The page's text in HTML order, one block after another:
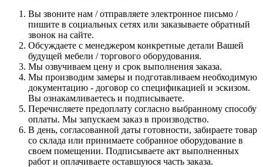
Вы звоните нам / отправляете электронное письмо /
пишите в социальных сетях или заказываете обратный
звонок на сайте.
Обсуждаете с менеджером конкретные детали Вашей
будущей мебели / торгового оборудования.
Мы озвучиваем цену и срок выполнения заказа.
Мы производим замеры и подготавливаем необходимую
документацию - договор со спецификацией и эскизом.
Вы ознакамливаетесь и подписываете.
Перечисляете предоплату согласно выбранному способу
оплаты. Мы запускаем заказ в производство.
В день, согласованной даты готовности, забираете товар
со склада или принимаете собранное оборудование в
своем помещении. Подписываете акт выполненных
работ и оплачиваете оставшуюся часть заказа.